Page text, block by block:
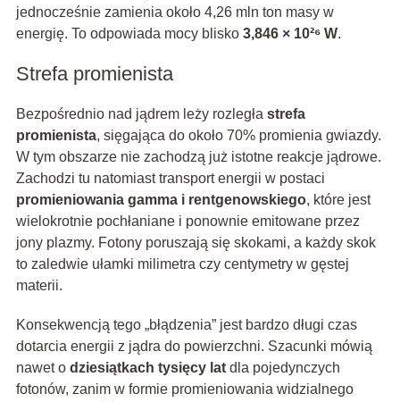
jednocześnie zamienia około 4,26 mln ton masy w
energię. To odpowiada mocy blisko 3,846 × 10²⁶ W.
Strefa promienista
Bezpośrednio nad jądrem leży rozległa strefa
promienista, sięgająca do około 70% promienia gwiazdy.
W tym obszarze nie zachodzą już istotne reakcje jądrowe.
Zachodzi tu natomiast transport energii w postaci
promieniowania gamma i rentgenowskiego, które jest
wielokrotnie pochłaniane i ponownie emitowane przez
jony plazmy. Fotony poruszają się skokami, a każdy skok
to zaledwie ułamki milimetra czy centymetry w gęstej
materii.
Konsekwencją tego „błądzenia” jest bardzo długi czas
dotarcia energii z jądra do powierzchni. Szacunki mówią
nawet o dziesiątkach tysięcy latdla pojedynczych
fotonów, zanim w formie promieniowania widzialnego